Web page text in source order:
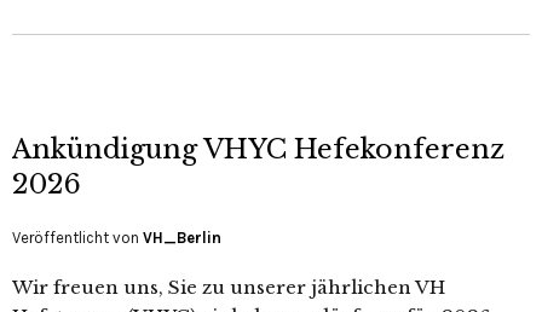
Ankündigung VHYC Hefekonferenz
2026
Veröffentlicht von VH_Berlin
Wir freuen uns, Sie zu unserer jährlichen VH